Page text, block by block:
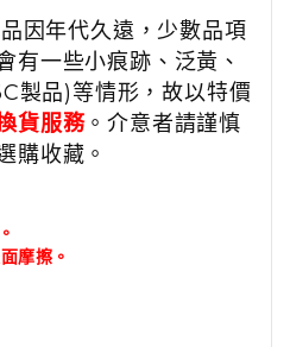
因年代久遠，少數品項
有一些小痕跡、泛黃、
製品)等情形，故以特價
貨服務。介意者請謹慎
購收藏。
摩擦。